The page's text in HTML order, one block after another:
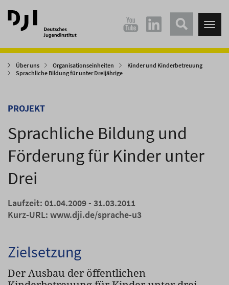
Direkt
zum
Hauptinhalt
Direkt
zum
Hauptmenü
Über uns Organisationseinheiten
Kinder und Kinderbetreuung
Sprachliche Bildung für unter Dreijährige
PROJEKT
Sprachliche Bildung und
Förderung für Kinder unter
Drei
Laufzeit: 01.04.2009 - 31.03.2011
Kurz-URL: www.dji.de/sprache-u3
Zielsetzung
Der Ausbau der öffentlichen